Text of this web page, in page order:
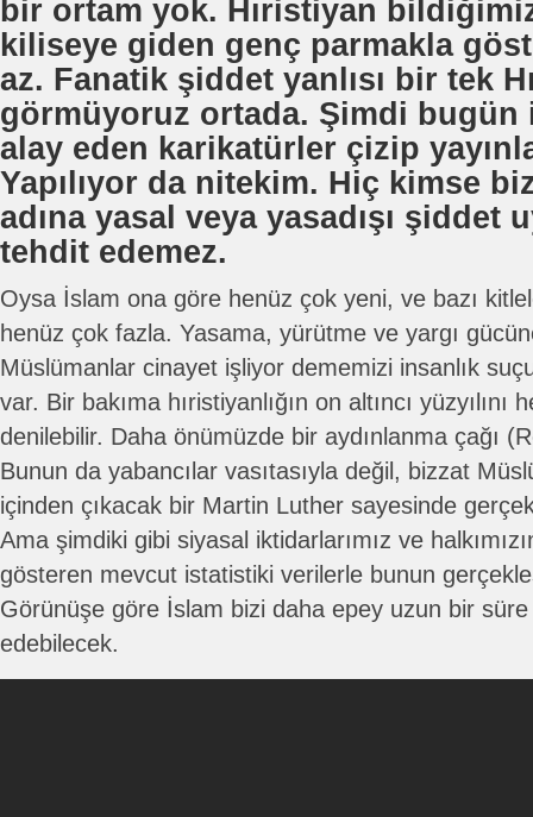
bir ortam yok. Hıristiyan
kiliseye giden genç parmakla
az. Fanatik şiddet yanlısı bir tek
görmüyoruz ortada. Şimdi bugün
alay eden karikatürler çizip
Yapılıyor da nitekim. Hiç kimse
adına yasal veya yasadışı şiddet
tehdit edemez.
Oysa İslam ona göre henüz çok yeni, ve bazı
henüz çok fazla. Yasama, yürütme ve yargı
Müslümanlar cinayet işliyor dememizi insanlık
var. Bir bakıma hıristiyanlığın on altıncı yüzyılını
denilebilir. Daha önümüzde bir aydınlanma çağı
Bunun da yabancılar vasıtasıyla değil, bizzat
içinden çıkacak bir Martin Luther sayesinde
Ama şimdiki gibi siyasal iktidarlarımız ve
gösteren mevcut istatistiki verilerle bunun
Görünüşe göre İslam bizi daha epey uzun bir
edebilecek.